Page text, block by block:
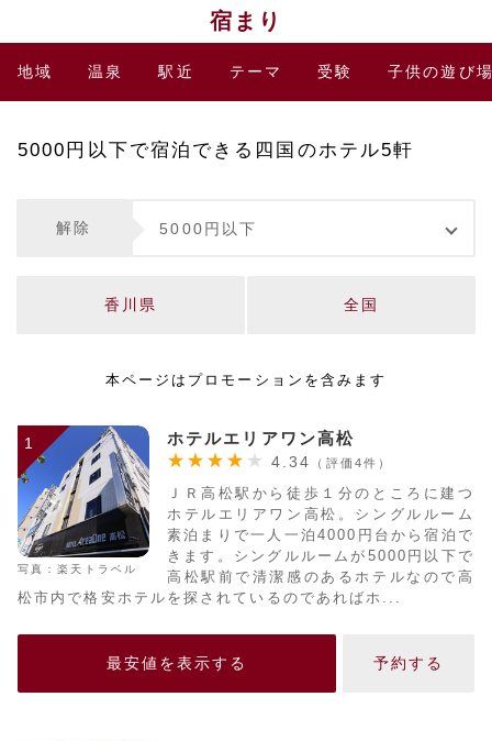
宿まり
地域 温泉 駅近 テーマ 受験 子供の遊び
5000円以下で宿泊できる四国のホテル5軒
解除 5000円以下
全国
香川県
本ページはプロモーションを含みます
1
写真：楽天トラベル
ホテルエリアワン高松
4.34 （評価4件）
ＪＲ高松駅から徒歩１分のところに建つ
ホテルエリアワン高松。シングルルーム
素泊まりで一人一泊4000円台から宿泊で
きます。シングルルームが5000円以下で
高松駅前で清潔感のあるホテルなので高
松市内で格安ホテルを探されているのであればホ...
最安値を表示する 予約する